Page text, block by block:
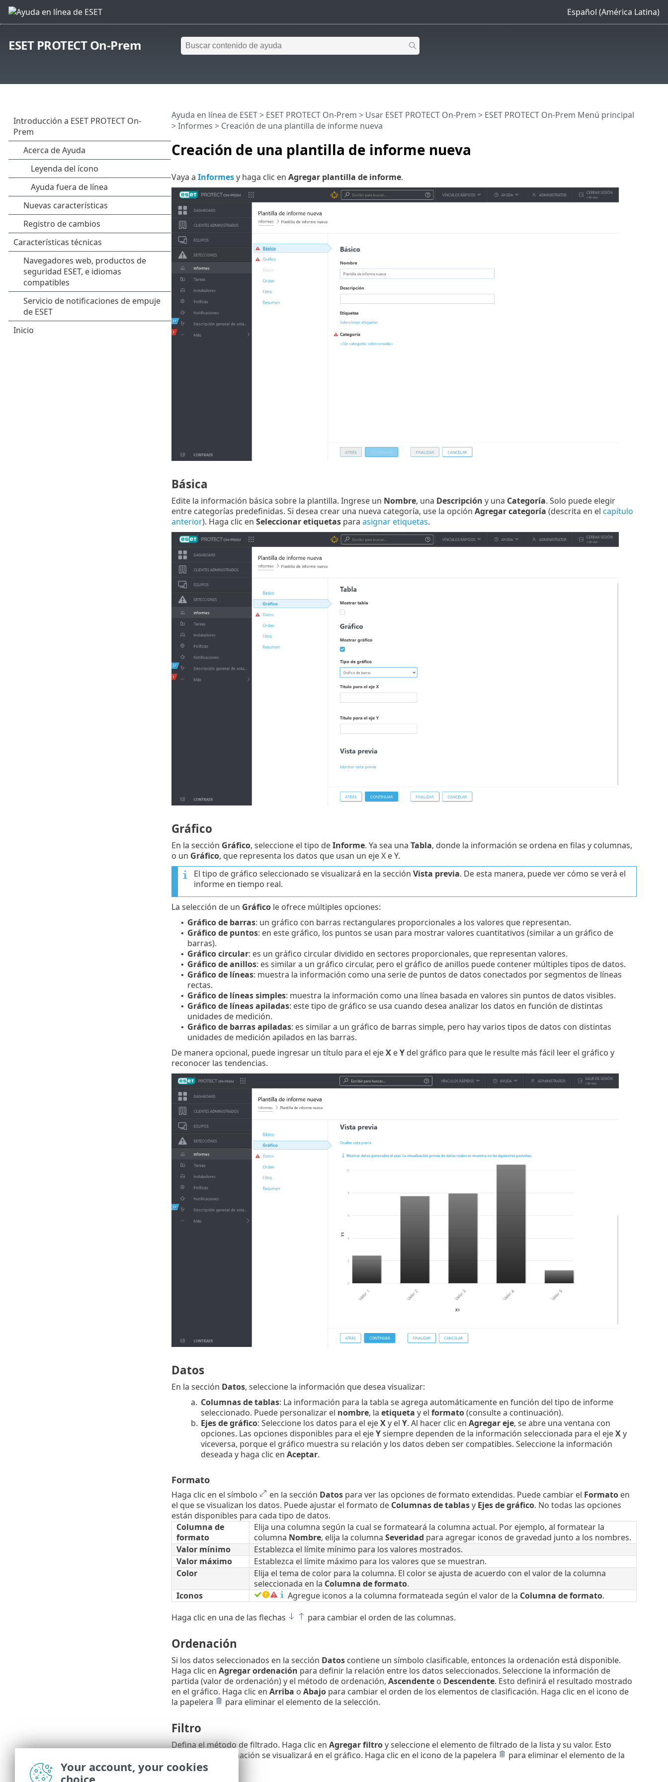
Español (América Latina)
ESET PROTECT On-Prem
Creación de una plantilla de informe nueva
Ayuda en línea de ESET> ESET PROTECT On-Prem > Usar ESET PROTECT On-Prem > ESET PROTECT On-Prem Menú principal
>Informes > Creación de una plantilla de informe nueva
Vaya a Informesy haga clic en Agregar plantilla de informe.
Básica
Edite la información básica sobre la plantilla. Ingrese un Nombre, una Descripción y una Categoría. Solo puede elegir
entre categorías predefinidas. Si desea crear una nueva categoría, use la opción Agregar categoría (descrita en el capítulo
anterior). Haga clic en Seleccionar etiquetaspara asignar etiquetas.
Gráfico
En la sección Gráfico, seleccione el tipo deInforme. Ya sea una Tabla, donde la información se ordena en filas y columnas,
o un Gráfico, que representa los datos que usan un eje X e Y.
El tipo de gráfico seleccionado se visualizará en la sección Vista previa. De esta manera, puede ver cómo se verá el
informe en tiempo real.
La selección de un Gráficole ofrece múltiples opciones:
• Gráfico de barras: un gráfico con barras rectangulares proporcionales a los valores que representan.
• Gráfico de puntos: en este gráfico, los puntos se usan para mostrar valores cuantitativos (similar a un gráfico de
barras).
• Gráfico circular: es un gráfico circular dividido en sectores proporcionales, que representan valores.
• Gráfico de anillos: es similar a un gráfico circular, pero el gráfico de anillos puede contener múltiples tipos de datos.
• Gráfico de líneas: muestra la información como una serie de puntos de datos conectados por segmentos de líneas
rectas.
• Gráfico de líneas simples: muestra la información como una línea basada en valores sin puntos de datos visibles.
• Gráfico de líneas apiladas: este tipo de gráfico se usa cuando desea analizar los datos en función de distintas
unidades de medición.
• Gráfico de barras apiladas: es similar a un gráfico de barras simple, pero hay varios tipos de datos con distintas
unidades de medición apilados en las barras.
De manera opcional, puede ingresar un título para el ejeXeYdel gráfico para que le resulte más fácil leer el gráfico y
reconocer las tendencias.
Datos
En la sección Datos, seleccione la información que desea visualizar:
a. Columnas de tablas: La información para la tabla se agrega automáticamente en función del tipo de informe
seleccionado. Puede personalizar el nombre, la etiqueta y el formato(consulte a continuación).
b. Ejes de gráfico: Seleccione los datos para el ejeXy el Y. Al hacer clic en Agregar eje, se abre una ventana con
opciones. Las opciones disponibles para el ejeYsiempre dependen de la información seleccionada para el ejeXy
viceversa, porque el gráfico muestra su relación y los datos deben ser compatibles. Seleccione la información
deseada y haga clic en Aceptar.
Formato
Haga clic en el símbolo en la sección Datospara ver las opciones de formato extendidas. Puede cambiar el Formatoen
el que se visualizan los datos. Puede ajustar el formato de Columnas de tablasy Ejes de gráfico. No todas las opciones
están disponibles para cada tipo de datos.
Columna de
formato
Elija una columna según la cual se formateará la columna actual. Por ejemplo, al formatear la
columna Nombre, elija la columna Severidad para agregar iconos de gravedad junto a los nombres.
Valor mínimo
Establezca el límite mínimo para los valores mostrados.
Valor máximo
Establezca el límite máximo para los valores que se muestran.
Color
Elija el tema de color para la columna. El color se ajusta de acuerdo con el valor de la columna
seleccionada en la Columna de formato.
Iconos
Agregue iconos a la columna formateada según el valor de la Columna de formato.
Haga clic en una de las flechas
para cambiar el orden de las columnas.
Ordenación
Si los datos seleccionados en la sección Datoscontiene un símbolo clasificable, entonces la ordenación está disponible.
Haga clic en Agregar ordenación para definir la relación entre los datos seleccionados. Seleccione la información de
partida (valor de ordenación) y el método de ordenación, Ascendenteo Descendente. Esto definirá el resultado mostrado
en el gráfico. Haga clic en Arriba o Abajopara cambiar el orden de los elementos de clasificación. Haga clic en el icono de
la papelera
para eliminar el elemento de la selección.
Filtro
Defina el método de filtrado. Haga clic en Agregar filtroy seleccione el elemento de filtrado de la lista y su valor. Esto
define qué información se visualizará en el gráfico. Haga clic en el icono de la papelera
para eliminar el elemento de la
selección.
Your account, your cookies
choice